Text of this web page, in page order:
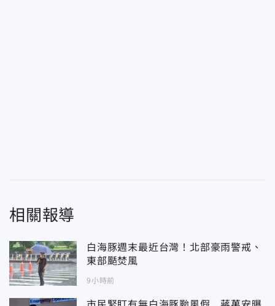
相關報導
白海豚週末最近台灣！北部豪雨警戒、
東部颳焚風
9小時前